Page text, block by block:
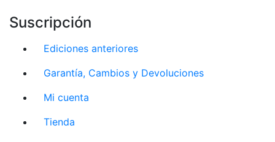
Suscripción
Ediciones anteriores
Garantía, Cambios y Devoluciones
Mi cuenta
Tienda